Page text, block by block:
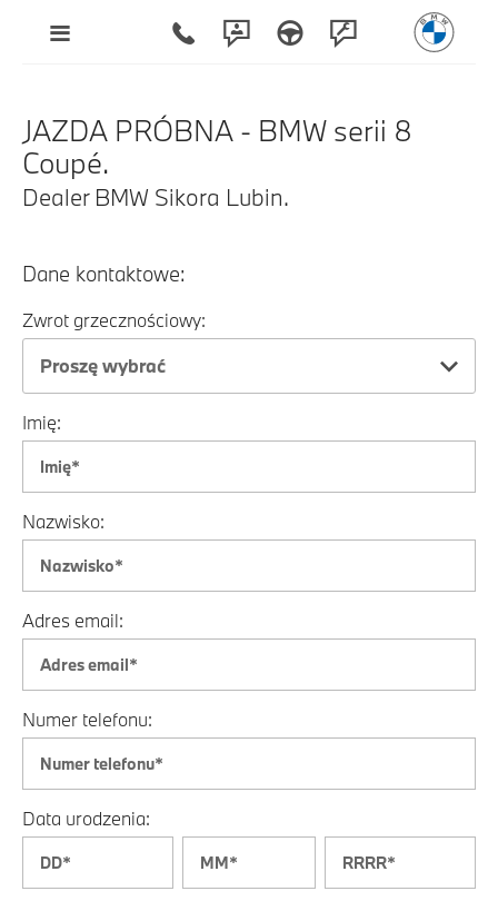
JAZDA PRÓBNA - BMW serii 8
Coupé.
Dealer BMW Sikora Lubin.
Dane kontaktowe:
Zwrot grzecznościowy:
Proszę wybrać
Imię:
Nazwisko:
Adres email:
Numer telefonu:
Data urodzenia: